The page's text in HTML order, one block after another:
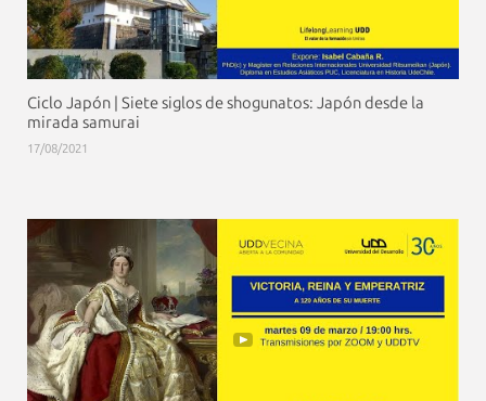
Ciclo Japón | Siete siglos de shogunatos: Japón desde la
mirada samurai
17/08/2021